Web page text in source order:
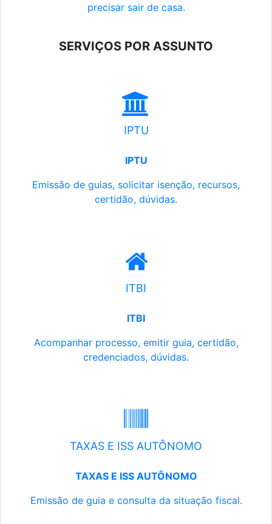
precisar sair de casa.
SERVIÇOS POR ASSUNTO
IPTU
IPTU
Emissão de guias, solicitar isenção, recursos,
certidão, dúvidas.
ITBI
ITBI
Acompanhar processo, emitir guia, certidão,
credenciados, dúvidas.
TAXAS E ISS AUTÔNOMO
TAXAS E ISS AUTÔNOMO
Emissão de guia e consulta da situação fiscal.